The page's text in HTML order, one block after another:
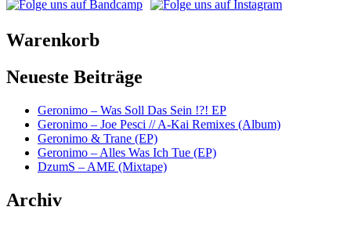
Warenkorb
Neueste Beiträge
Geronimo – Was Soll Das Sein !?! EP
Geronimo – Joe Pesci // A-Kai Remixes (Album)
Geronimo & Trane (EP)
Geronimo – Alles Was Ich Tue (EP)
DzumS – AME (Mixtape)
Archiv